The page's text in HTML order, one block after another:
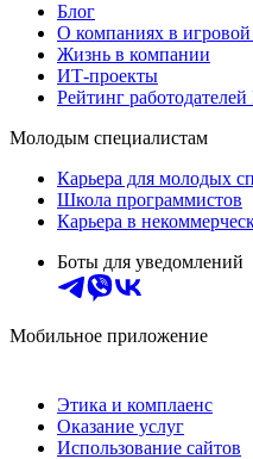
Блог
О компаниях в
Жизнь в компании
ИТ-проекты
Рейтинг работодателей
Молодым специалистам
Карьера для молодых
Школа программистов
Карьера в
Боты для уведомлений
Мобильное приложение
Этика и комплаенс
Оказание услуг
Использование сайтов